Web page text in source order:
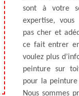
sont à votre
expertise, vous
pas cher et
ce fait entrer
voulez plus
peinture sur
pour la
Nous sommes